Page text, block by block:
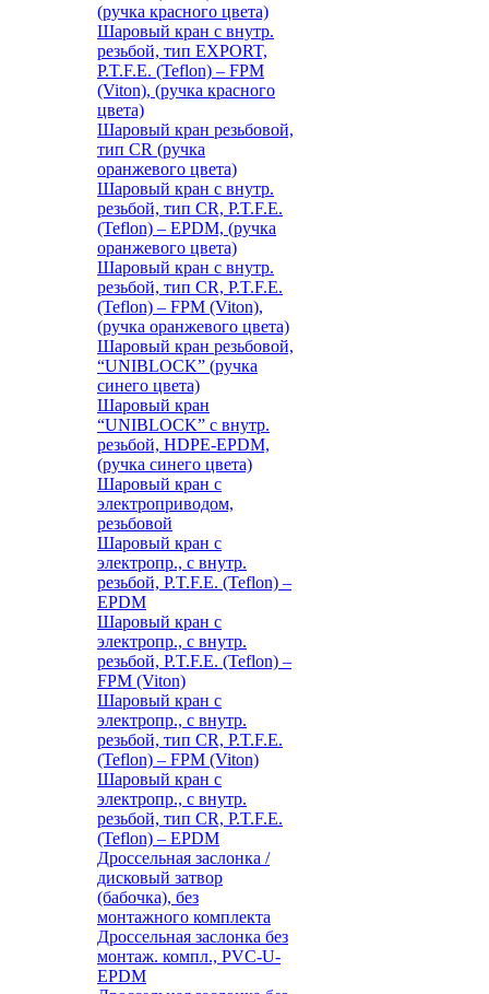
(ручка красного цвета)
Шаровый кран с внутр.
резьбой, тип EXPORT,
P.T.F.E. (Teflon) – FPM
(Viton), (ручка красного
цвета)
Шаровый кран резьбовой,
тип CR (ручка
оранжевого цвета)
Шаровый кран с внутр.
резьбой, тип CR, P.T.F.E.
(Teflon) – EPDM, (ручка
оранжевого цвета)
Шаровый кран с внутр.
резьбой, тип CR, P.T.F.E.
(Teflon) – FPM (Viton),
(ручка оранжевого цвета)
Шаровый кран резьбовой,
“UNIBLOCK” (ручка
синего цвета)
Шаровый кран
“UNIBLOCK” с внутр.
резьбой, HDPE-EPDM,
(ручка синего цвета)
Шаровый кран с
электроприводом,
резьбовой
Шаровый кран с
электропр., с внутр.
резьбой, P.T.F.E. (Teflon) –
EPDM
Шаровый кран с
электропр., с внутр.
резьбой, P.T.F.E. (Teflon) –
FPM (Viton)
Шаровый кран с
электропр., с внутр.
резьбой, тип CR, P.T.F.E.
(Teflon) – FPM (Viton)
Шаровый кран с
электропр., с внутр.
резьбой, тип CR, P.T.F.E.
(Teflon) – EPDM
Дроссельная заслонка /
дисковый затвор
(бабочка), без
монтажного комплекта
Дроссельная заслонка без
монтаж. компл., PVC-U-
EPDM